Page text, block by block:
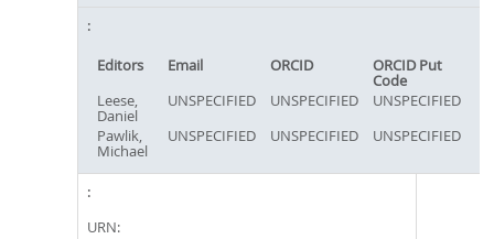
Editors Email ORCID ORCID Put
Code
Leese,
Daniel
UNSPECIFIED UNSPECIFIED
UNSPECIFIED
Pawlik,
Michael
UNSPECIFIED UNSPECIFIED UNSPECIFIED
URN: